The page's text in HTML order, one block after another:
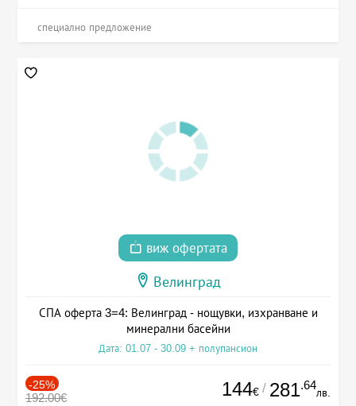
специално предложение
виж офертата
Велинград
СПА оферта 3=4: Велинград - нощувки, изхранване и
минерални басейни
Дата: 01.07 - 30.09 + полупансион
-25%
192.00€ 144€ / 281.64
лв.